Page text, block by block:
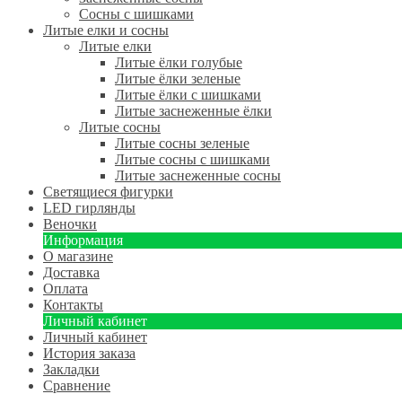
Сосны с шишками
Литые елки и сосны
Литые елки
Литые ёлки голубые
Литые ёлки зеленые
Литые ёлки с шишками
Литые заснеженные ёлки
Литые сосны
Литые сосны зеленые
Литые сосны с шишками
Литые заснеженные сосны
Светящиеся фигурки
LED гирлянды
Веночки
Информация
О магазине
Доставка
Оплата
Контакты
Личный кабинет
Личный кабинет
История заказа
Закладки
Сравнение